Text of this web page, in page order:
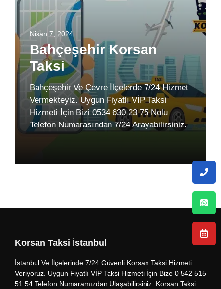
Nisan 7, 2024
Bahçeşehir Korsan
Taksi
Bahçeşehir Ve Çevre İlçelerde 7/24 Hizmet
Vermekteyiz. Uygun Fiyatlı VİP Taksi
Hizmeti İçin Bizi 0534 630 23 75 Nolu
Telefon Numarasından 7/24 Arayabilirsiniz.
Korsan Taksi İstanbul
İstanbul Ve İlçelerinde 7/24 Güvenli Korsan Taksi Hizmeti
Veriyoruz. Uygun Fiyatlı VİP Taksi Hizmeti İçin Bize 0 542 515
51 54 Telefon Numaramızdan Ulaşabilirsiniz. Korsan Taksi